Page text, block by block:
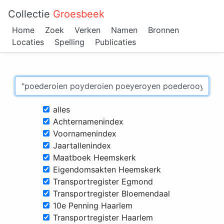
Collectie Groesbeek
Home Zoek Verken Namen
Bronnen
Locaties
Spelling Publicaties
alles
Achternamenindex
Voornamenindex
Jaartallenindex
Maatboek Heemskerk
Eigendomsakten Heemskerk
Transportregister Egmond
Transportregister Bloemendaal
10e Penning Haarlem
Transportregister Haarlem